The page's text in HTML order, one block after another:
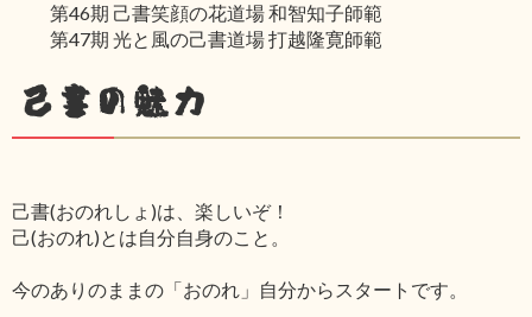
第46期 己書笑顔の花道場 和智知子師範
第47期 光と風の己書道場 打越隆寛師範
己書の魅力
己書(おのれしょ)は、楽しいぞ！
己(おのれ)とは自分自身のこと。
今のありのままの「おのれ」自分からスタートです。